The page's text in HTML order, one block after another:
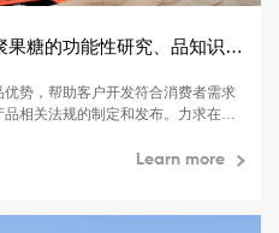
维乐夫不断致力于菊粉和低聚果糖的功能性研究、品知识的普及与推广
势，帮助客户开发符合消费者需求
相关法规的制定和发布。力求在为
Learn more